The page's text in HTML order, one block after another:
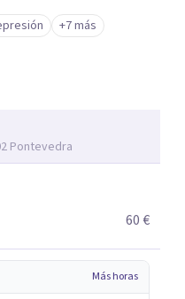
durante el
a superar tus
e ideas de cambio
tienen una
que se va resolviendo la
ya que trabajo en
sesión es de 60 euros.
+7 más
Pontevedra
60 €
Más horas